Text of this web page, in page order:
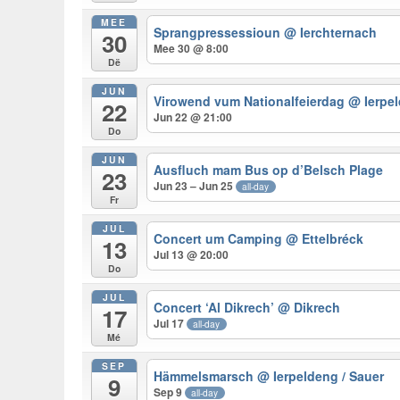
MEE
30
Dë
Sprangpressessioun@ Ierchternach
Mee 30 @ 8:00
JUN
22
Do
Virowend vum Nationalfeierdag@
Jun 22 @ 21:00
JUN
23
Fr
Ausfluch mam Bus op d’Belsch Plage
Jun 23 – Jun 25 all-day
JUL
13
Do
Concert um Camping@ Ettelbréck
Jul 13 @ 20:00
JUL
17
Mé
Concert ‘Al Dikrech’@ Dikrech
Jul 17 all-day
SEP
9 Hämmelsmarsch@ Ierpeldeng / Sauer
Sep 9 all-day